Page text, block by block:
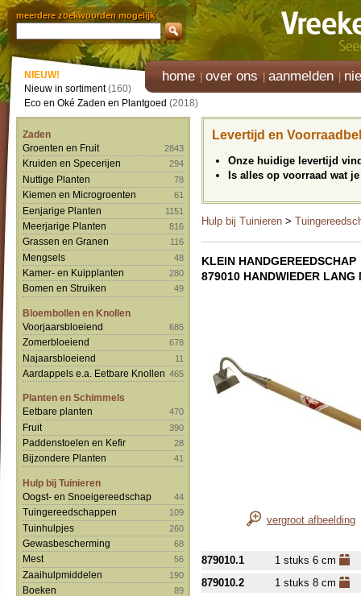
meerdere zoekwoorden mogelijk
home over ons aanmelden
NIEUW!
Nieuw in sortiment(160)
Eco en Oké Zaden en Plantgoed (2018)
Zaden
Groenten en Fruit
2843
Kruiden en Specerijen 294
Nuttige Planten 78
Kiemen en Microgroenten 61
Eenjarige Planten 1151
Meerjarige Planten 816
Grassen en Granen 116
Mengsels 48
Kamer- en Kuipplanten 280
Bomen en Struiken 49
Bloembollen en Knollen
Voorjaarsbloeiend
685
Zomerbloeiend 678
Najaarsbloeiend 11
Aardappels e.a. Eetbare Knollen 465
Planten en Schimmels
Eetbare planten
470
Fruit 390
Paddenstoelen en Kefir 28
Bijzondere Planten 41
Hulp bij Tuinieren
Oogst- en Snoeigereedschap
44
Tuingereedschappen 109
Tuinhulpjes 260
Gewasbescherming 68
Mest 56
Zaaihulpmiddelen 190
Boeken 89
Levertijd en
Onze huidige levertijd
Is alles op voorraad wat
Hulp bij Tuinieren >
KLEIN HANDGEREEDSCHAP
879010 HANDWIEDER LANG
vergroot afbeelding
879010.1
1 stuks 6 cm
879010.2
1 stuks 8 cm